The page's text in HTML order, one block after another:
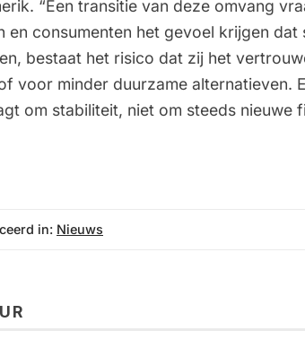
“Een transitie van deze omvang
en consumenten het gevoel krijgen dat
bestaat het risico dat zij het
voor minder duurzame alternatieven.
om stabiliteit, niet om steeds nieuwe
in: Nieuws